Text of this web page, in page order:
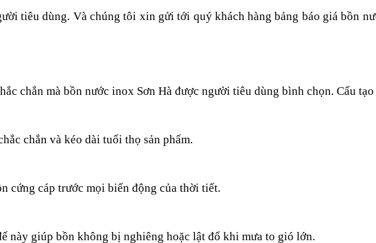
tiêu dùng. Và chúng tôi xin gửi tới quý khách hàng bảng báo giá bồn
chắn mà bồn nước inox Sơn Hà được người tiêu dùng bình chọn. Cấu tạo
chắn và kéo dài tuổi thọ sản phẩm.
cứng cáp trước mọi biến động của thời tiết.
này giúp bồn không bị nghiêng hoặc lật đổ khi mưa to gió lớn.